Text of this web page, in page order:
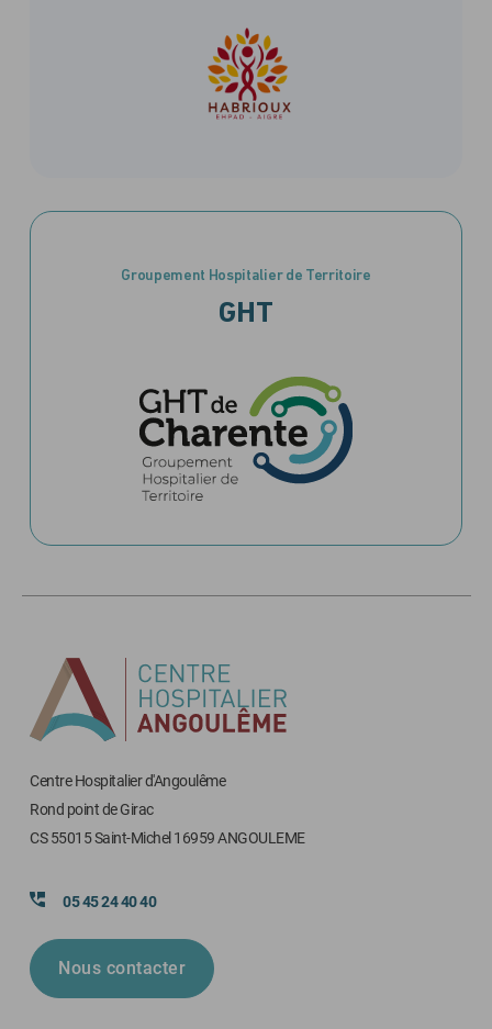
Groupement Hospitalier de Territoire
GHT
Centre Hospitalier d'Angoulême
Rond point de Girac
CS 55015 Saint-Michel 16959 ANGOULEME
05 45 24 40 40
Nous contacter